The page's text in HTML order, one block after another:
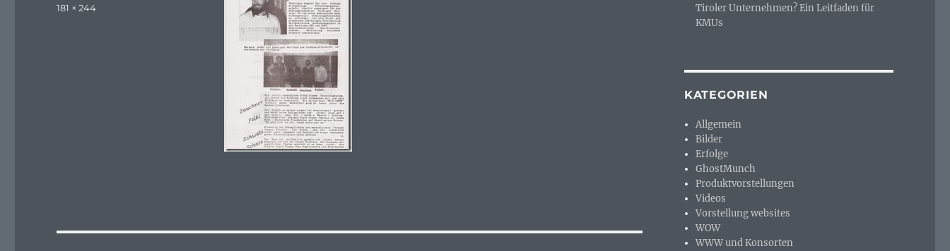
Originalgröße
181 × 244
Tiroler Unternehmen? Ein Leitfaden für
KMUs
KATEGORIEN
Allgemein
Bilder
Erfolge
GhostMunch
Produktvorstellungen
Videos
Vorstellung websites
WOW
WWW und Konsorten